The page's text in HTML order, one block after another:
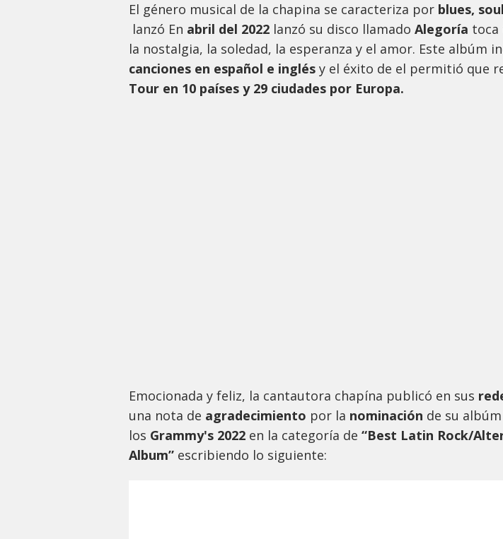
El género musical de la chapina se caracteriza por blues,
lanzó En abril del 2022 lanzó su disco llamado Alegoría toca
la nostalgia, la soledad, la esperanza y el amor. Este albúm
canciones en español e inglés y el éxito de el permitió que
Tour en 10 países y 29 ciudades por Europa.
Emocionada y feliz, la cantautora chapína publicó en sus
una nota de agradecimiento por la nominación de su
los Grammy's 2022 en la categoría de “Best Latin Rock/
Album” escribiendo lo siguiente: